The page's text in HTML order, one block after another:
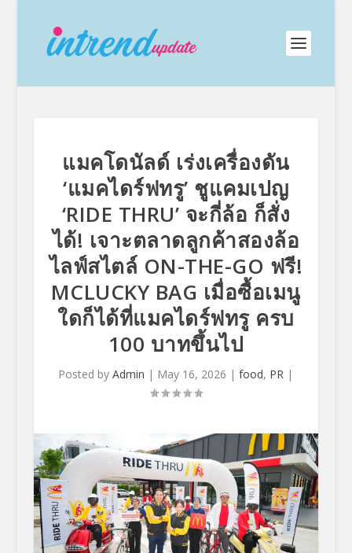
แมคโดนัลด์ เร่งเครื่องดัน
‘แมคไดร์ฟทรู’ ชูแคมเปญ
‘RIDE THRU’ จะกี่ล้อ ก็สั่ง
ได้! เจาะตลาดลูกค้าสองล้อ
ไลฟ์สไตล์ ON-THE-GO ฟรี!
MCLUCKY BAG เมื่อซื้อเมนู
ใดก็ได้ที่แมคไดร์ฟทรู ครบ
100 บาทขึ้นไป
Posted byAdmin | May 16, 2026 |food, PR |